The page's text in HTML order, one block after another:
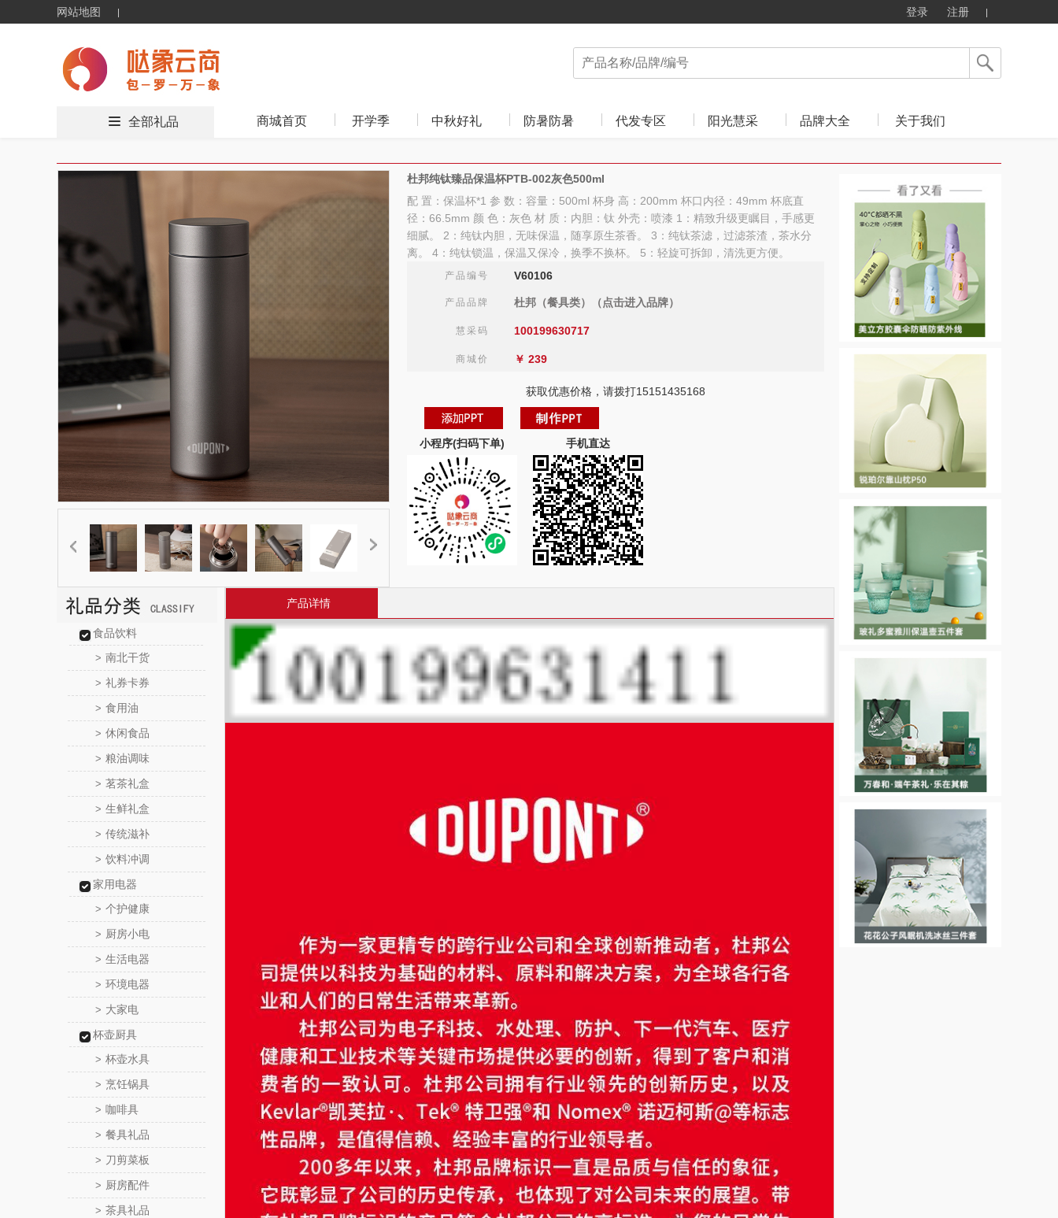
网站地图 登录 注册
全部礼品 商城首页 开学季 中秋好礼 防暑防暑 代发专区 阳光慧采 品牌大全 关于我们
杜邦纯钛臻品保温杯PTB-002灰色500ml
配 置：保温杯*1 参 数：容量：500ml 杯身 高：200mm 杯口内径：49mm 杯底直
径：66.5mm 颜 色：灰色 材 质：内胆：钛 外壳：喷漆 1：精致升级更瞩目，手感更
细腻。 2：纯钛内胆，无味保温，随享原生茶香。 3：纯钛茶滤，过滤茶渣，茶水分
离。 4：纯钛锁温，保温又保冷，换季不换杯。 5：轻旋可拆卸，清洗更方便。
产品编号 V60106
产品品牌 杜邦（餐具类）（点击进入品牌）
慧采码 100199630717
商城价 ￥ 239
获取优惠价格，请拨打15151435168
小程序(扫码下单) 手机直达
食品饮料
> 南北干货
> 礼券卡券
> 食用油
> 休闲食品
> 粮油调味
> 茗茶礼盒
> 生鲜礼盒
> 传统滋补
> 饮料冲调
家用电器
> 个护健康
> 厨房小电
> 生活电器
> 环境电器
> 大家电
杯壶厨具
> 杯壶水具
> 烹饪锅具
> 咖啡具
> 餐具礼品
> 刀剪菜板
> 厨房配件
> 茶具礼品
产品详情